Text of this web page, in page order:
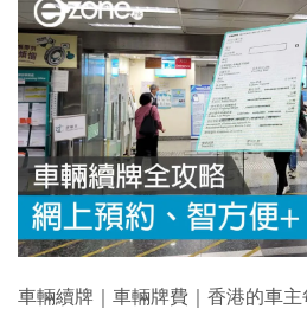
車輛續牌｜車輛牌費｜香港的車